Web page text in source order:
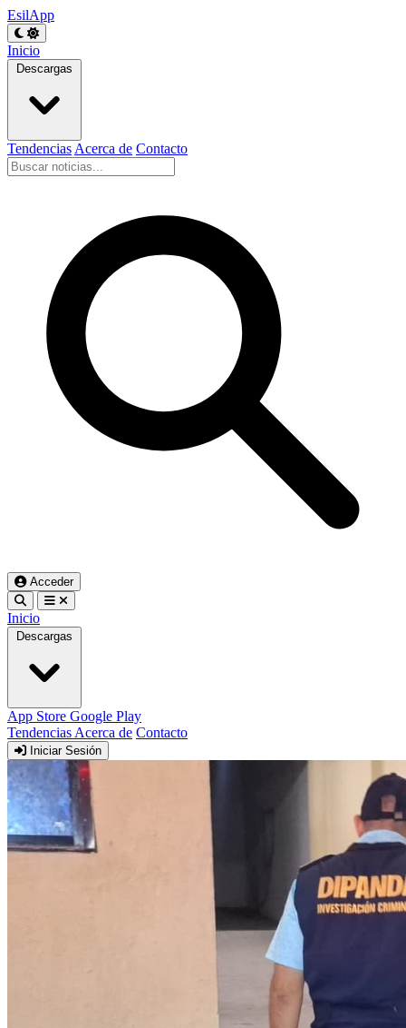
EsilApp
Inicio
Descargas
Tendencias Acerca de Contacto
Acceder
Inicio
Descargas
App Store Google Play
Tendencias Acerca de Contacto
Iniciar Sesión